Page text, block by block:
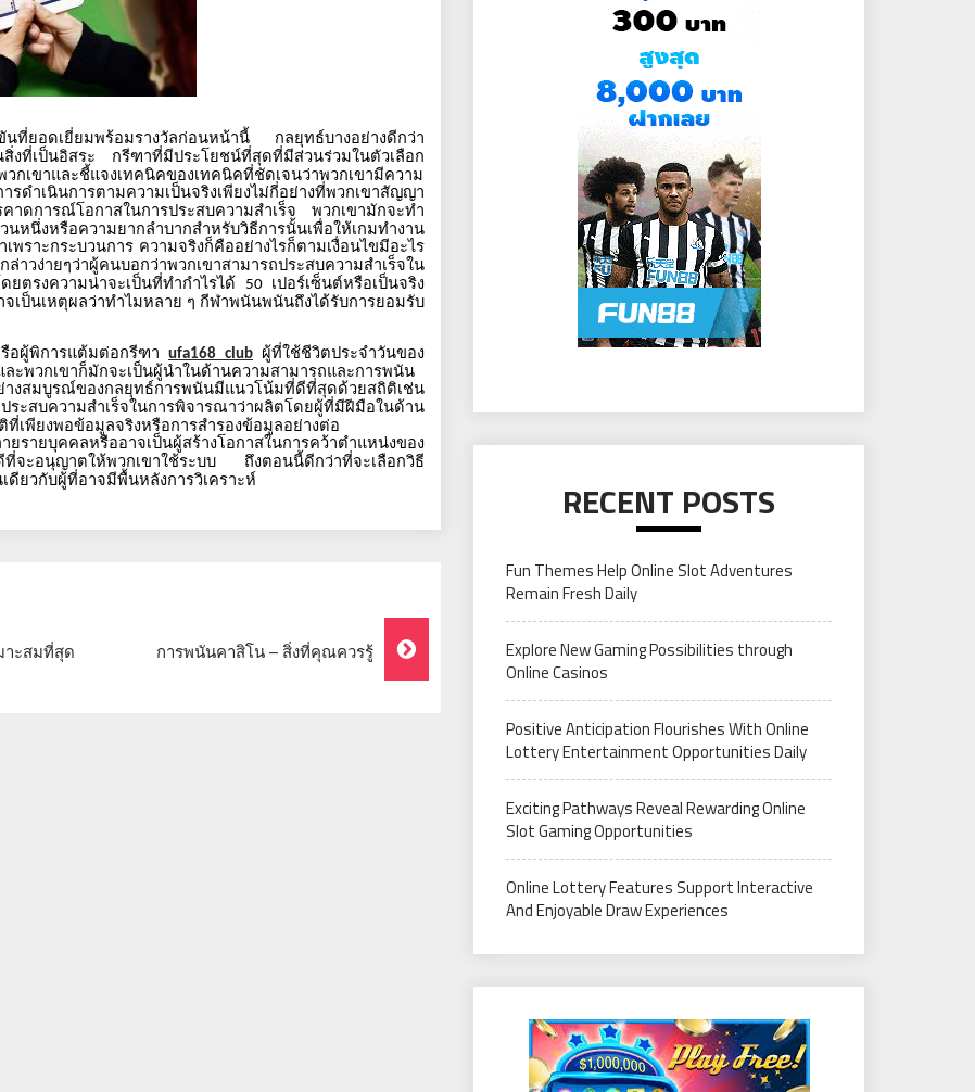
นที่ยอดเยี่ยมพร้อมรางวัลก่อนหน้านี้
กลยุทธ์บางอย่างดีกว่า
งที่เป็นอิสระ
กรีฑาที่มีประโยชน์ที่สุดที่มีส่วนร่วมในตัวเลือก
กเขาและชี้แจงเทคนิคของเทคนิคที่ชัดเจนว่าพวกเขามีความ
ารดำเนินการตามความเป็นจริงเพียงไม่กี่อย่างที่พวกเขาสัญญา
าดการณ์โอกาสในการประสบความสำเร็จ
พวกเขามักจะทำ
หนึ่งหรือความยากลำบากสำหรับวิธีการนั้นเพื่อให้เกมทำงาน
พราะกระบวนการ ความจริงก็คืออย่างไรก็ตามเงื่อนไขมีอะไร
กล่าวง่ายๆว่าผู้คนบอกว่าพวกเขาสามารถประสบความสำเร็จใน
ตรงความน่าจะเป็นที่ทำกำไรได้ 50 เปอร์เซ็นต์หรือเป็นจริง
จเป็นเหตุผลว่าทำไมหลาย ๆ กีฬาพนันพนันถึงได้รับการยอมรับ
อผู้พิการแต้มต่อกรีฑา ufa168 club ผู้ที่ใช้ชีวิตประจำวันของ
ะพวกเขาก็มักจะเป็นผู้นำในด้านความสามารถและการพนัน
ย่างสมบูรณ์ของกลยุทธ์การพนันมีแนวโน้มที่ดีที่สุดด้วยสถิติเช่น
ระสบความสำเร็จในการพิจารณาว่าผลิตโดยผู้ที่มีฝีมือในด้าน
เพียงพอข้อมูลจริงหรือการสำรองข้อมูลอย่างต่อ
รายบุคคลหรืออาจเป็นผู้สร้างโอกาสในการคว้าตำแหน่งของ
ที่จะอนุญาตให้พวกเขาใช้ระบบ
ถึงตอนนี้ดีกว่าที่จะเลือกวิธี
ยวกับผู้ที่อาจมีพื้นหลังการวิเคราะห์
าะสมที่สุด การพนันคาสิโน – สิ่งที่คุณควรรู้
RECENT POSTS
Fun Themes Help Online Slot Adventures
Remain Fresh Daily
Explore New Gaming Possibilities through
Online Casinos
Positive Anticipation Flourishes With Online
Lottery Entertainment Opportunities Daily
Exciting Pathways Reveal Rewarding Online
Slot Gaming Opportunities
Online Lottery Features Support Interactive
And Enjoyable Draw Experiences